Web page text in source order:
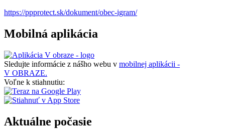
https://ppprotect.sk/dokument/obec-igram/
Mobilná aplikácia
Sledujte informácie z nášho webu v mobilnej aplikácii -
V OBRAZE.
Voľne k stiahnutiu:
Aktuálne počasie